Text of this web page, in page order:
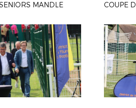
MANDLE